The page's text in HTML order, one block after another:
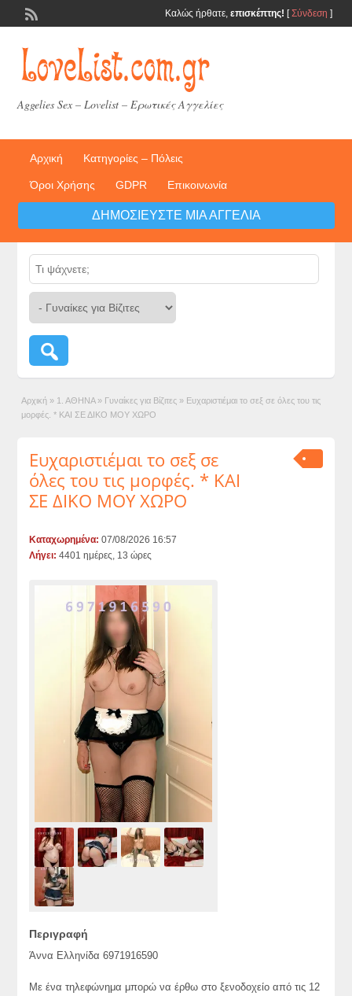
Καλώς ήρθατε, επισκέπτης! [Σύνδεση ]
Aggelies Sex – Lovelist – Ερωτικές Αγγελίες
Αρχική Κατηγορίες – Πόλεις
Όροι Χρήσης GDPR Επικοινωνία
ΔΗΜΟΣΙΕΎΣΤΕ ΜΙΑ ΑΓΓΕΛΊΑ
Αρχική » 1. ΑΘΗΝΑ » Γυναίκες για Βίζιτες » Ευχαριστιέμαι το σεξ σε όλες του τις
μορφές. * ΚΑΙ ΣΕ ΔΙΚΟ ΜΟΥ ΧΩΡΟ
Ευχαριστιέμαι το σεξ σε
όλες του τις μορφές. * ΚΑΙ
ΣΕ ΔΙΚΟ ΜΟΥ ΧΩΡΟ
Καταχωρημένα: 07/08/2026 16:57
Λήγει: 4401 ημέρες, 13 ώρες
Περιγραφή
Άννα Ελληνίδα 6971916590
Με ένα τηλεφώνημα μπορώ να έρθω στο ξενοδοχείο από τις 12